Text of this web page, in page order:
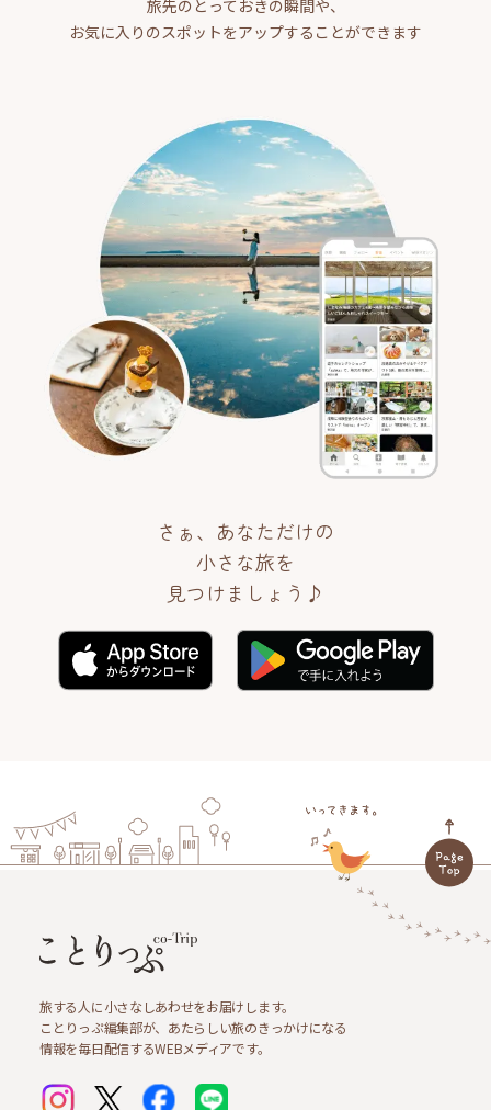
旅先のとっておきの瞬間や、
お気に入りのスポットをアップすることができます
さぁ、あなただけの
小さな旅を
見つけましょう♪
旅する人に小さなしあわせをお届けします。
ことりっぷ編集部が、あたらしい旅のきっかけになる
情報を毎日配信するWEBメディアです。